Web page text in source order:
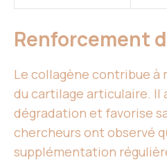
Renforcement
Le collagène contribue à
du cartilage articulaire. Il
dégradation et favorise
chercheurs ont observé
supplémentation